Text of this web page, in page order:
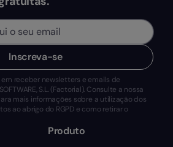
Inscreva-se
receber newsletters e emails de
S.L. (Factorial). Consulte a nossa
mais informações sobre a utilização dos
ao abrigo do RGPD e como retirar o
Produto